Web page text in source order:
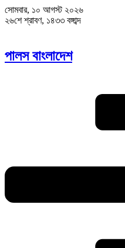
সোমবার, ১০ আগস্ট ২০২৬
২৬শে শ্রাবণ, ১৪৩৩ বঙ্গাব্দ
পালস বাংলাদেশ